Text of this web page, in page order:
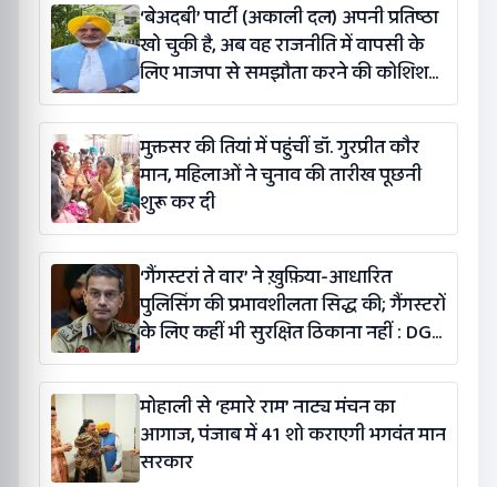
‘बेअदबी’ पार्टी (अकाली दल) अपनी प्रतिष्ठा
खो चुकी है, अब वह राजनीति में वापसी के
लिए भाजपा से समझौता करने की कोशिश
कर रही है: बलतेज पन्नू
मुक्तसर की तियां में पहुंचीं डॉ. गुरप्रीत कौर
मान, महिलाओं ने चुनाव की तारीख पूछनी
शुरू कर दी
‘गैंगस्टरां ते वार’ ने ख़ुफ़िया-आधारित
पुलिसिंग की प्रभावशीलता सिद्ध की; गैंगस्टरों
के लिए कहीं भी सुरक्षित ठिकाना नहीं : DGP
गौरव यादव
मोहाली से ‘हमारे राम’ नाट्य मंचन का
आगाज, पंजाब में 41 शो कराएगी भगवंत मान
सरकार